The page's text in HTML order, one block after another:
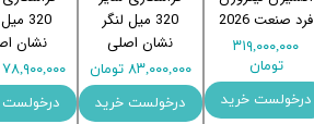
فرد صنعت 2026
۳۱۹,۰۰۰,۰۰۰
تومان
درخولست خرید
320 میل لنگر
نشان اصلی
۸۳,۰۰۰,۰۰۰ تومان
درخولست خرید
320
نشان
۷۸,۹۰۰,۰۰۰ تومان
درخولست